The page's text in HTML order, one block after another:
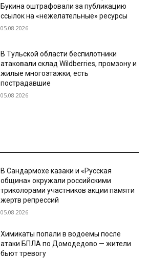
Букина оштрафовали за публикацию
ссылок на «нежелательные» ресурсы
05.08.2026
В Тульской области беспилотники
атаковали склад Wildberries, промзону и
жилые многоэтажки, есть
пострадавшие
05.08.2026
В Сандармохе казаки и «Русская
община» окружали российскими
триколорами участников акции памяти
жертв репрессий
05.08.2026
Химикаты попали в водоемы после
атаки БПЛА по Домодедово — жители
бьют тревогу